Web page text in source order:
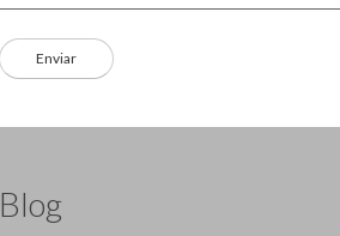
Blog